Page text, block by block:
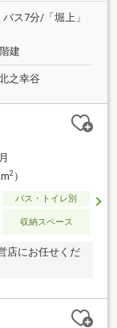
ス7分/「堀上」
建
之幸谷
2）
バス・トイレ別
収納スペース
店にお任せくだ